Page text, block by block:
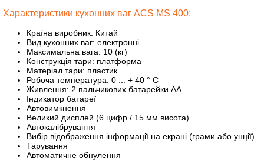
Характеристики кухонних ваг ACS MS 400:
Країна виробник: Китай
Вид кухонних ваг: електронні
Максимальна вага: 10 (кг)
Конструкція тари: платформа
Матеріал тари: пластик
Робоча температура: 0 ... + 40 ° С
Живлення: 2 пальчикових батарейки АА
Індикатор батареї
Автовимкнення
Великий дисплей (6 цифр / 15 мм висота)
Автокалібрування
Вибір відображення інформації на екрані (грами або унції)
Тарування
Автоматичне обнулення